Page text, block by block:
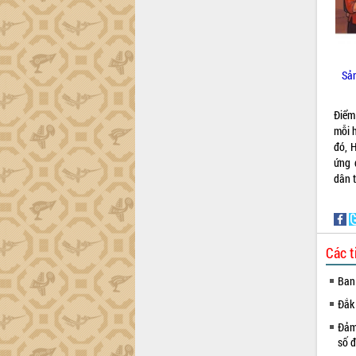
mỗi
đó,
ứng
dân
Các
số